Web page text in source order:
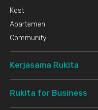
Kost
Apartemen
Community
Kerjasama Rukita
Rukita for Business